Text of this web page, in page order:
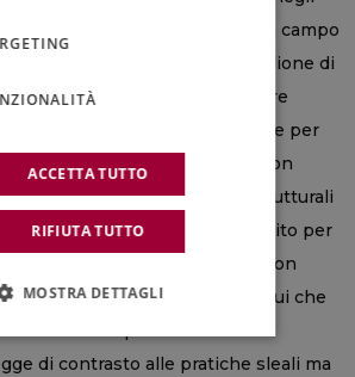
i quali è scomparso anche un campo
la perdita di quasi mezzo milione di
il presidente Coldiretti Ettore
l’importanza di intervenire per
ed i costi di produzione con
salvare aziende e stalle e strutturali
“Occorre lavorare da subito per
agricole ed industriali con
e quantitativi e prezzi equi che
i costi di produzione come
di contrasto alle pratiche sleali ma
ACCETTA TUTTO
RIFIUTA TUTTO
MOSTRA DETTAGLI